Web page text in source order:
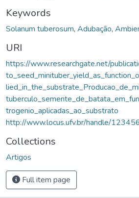
Keywords
Solanum tuberosum, Adubação,
URI
https://www.researchgate.net/
trogenio_aplicadas_ao_substrato
http://www.locus.ufv.br/handle/
Collections
Artigos
Full item page